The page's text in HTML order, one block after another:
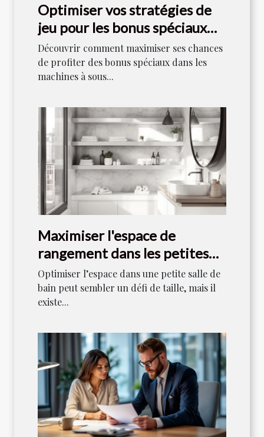
Optimiser vos stratégies de
jeu pour les bonus spéciaux
dans les machines à sous
Découvrir comment maximiser ses chances
de profiter des bonus spéciaux dans les
machines à sous...
Maximiser l'espace de
rangement dans les petites
salles de bain
Optimiser l’espace dans une petite salle de
bain peut sembler un défi de taille, mais il
existe...